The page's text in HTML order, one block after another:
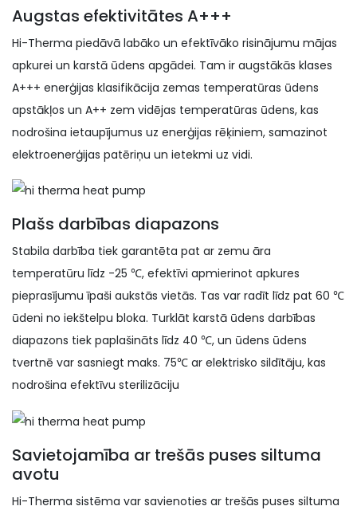
Augstas efektivitātes A+++
Hi-Therma piedāvā labāko un efektīvāko risinājumu mājas
apkurei un karstā ūdens apgādei. Tam ir augstākās klases
A+++ enerģijas klasifikācija zemas temperatūras ūdens
apstākļos un A++ zem vidējas temperatūras ūdens, kas
nodrošina ietaupījumus uz enerģijas rēķiniem, samazinot
elektroenerģijas patēriņu un ietekmi uz vidi.
Plašs darbības diapazons
Stabila darbība tiek garantēta pat ar zemu āra
temperatūru līdz -25 ℃, efektīvi apmierinot apkures
pieprasījumu īpaši aukstās vietās. Tas var radīt līdz pat 60 ℃
ūdeni no iekštelpu bloka. Turklāt karstā ūdens darbības
diapazons tiek paplašināts līdz 40 ℃, un ūdens ūdens
tvertnē var sasniegt maks. 75℃ ar elektrisko sildītāju, kas
nodrošina efektīvu sterilizāciju
Savietojamība ar trešās puses siltuma
avotu
Hi-Therma sistēma var savienoties ar trešās puses siltuma